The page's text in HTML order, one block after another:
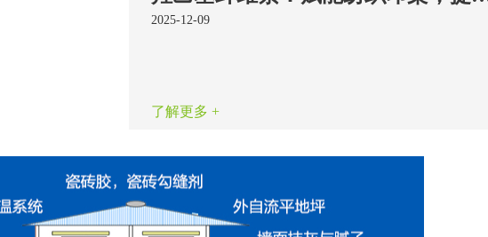
2025-12-09
了解更多 +